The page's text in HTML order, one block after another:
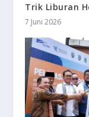
Trik Liburan
7 Juni 2026